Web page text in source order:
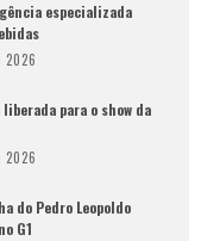
especializada
para o show da
do Pedro Leopoldo
G1